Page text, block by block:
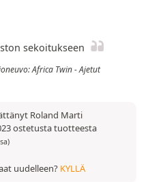
sekoitukseen
Africa Twin - Ajetut
Roland Marti
ostetusta tuotteesta
uudelleen? KYLLÄ